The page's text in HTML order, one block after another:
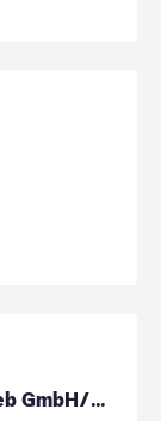
Energie AG Oberösterreich Vertrieb GmbH/38ef5e26-f765-4920-ab0c-45a3d69f5abf